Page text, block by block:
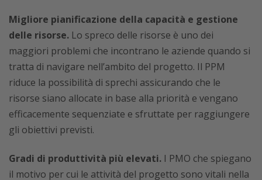
Migliore pianificazione della capacità e gestione
delle risorse. Lo spreco delle risorse è uno dei
maggiori problemi che incontrano le aziende quando si
tratta di navigare nell’ambito del progetto. Il PPM
riduce la possibilità di sprechi assicurando che le
risorse siano allocate in base alla priorità e vengano
efficacemente sequenziate e sfruttate per raggiungere
gli obiettivi previsti.
Gradi di produttività più elevati. I PMO che spiegano
il motivo per cui le attività del progetto sono vitali nella